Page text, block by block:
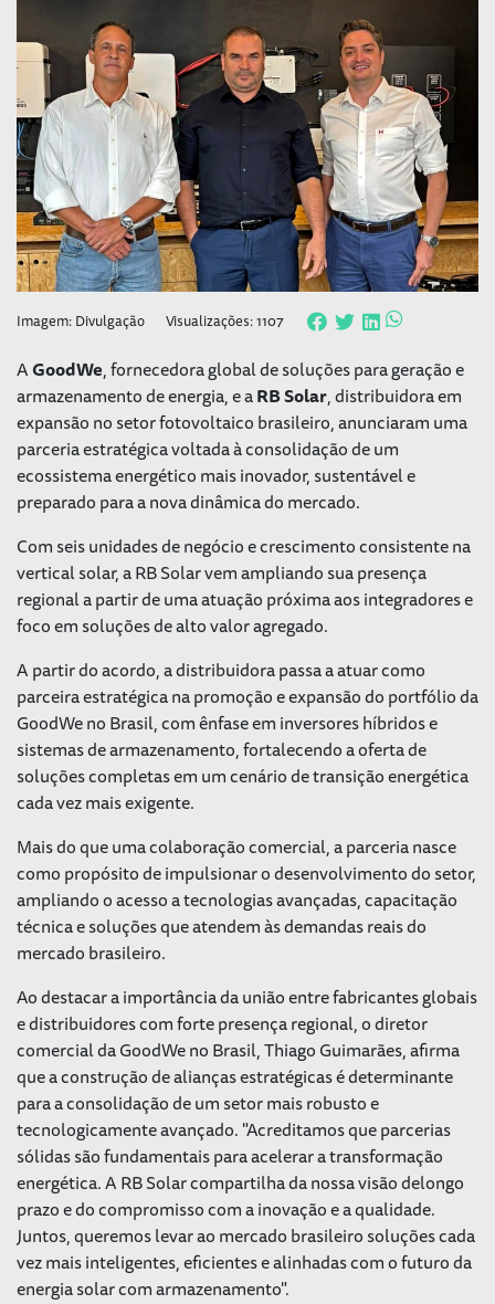
Imagem: Divulgação Visualizações: 1107
AGoodWe, fornecedora global de soluções para geração e
armazenamento de energia, e aRB Solar, distribuidora em
expansão no setor fotovoltaico brasileiro, anunciaram uma
parceria estratégica voltada à consolidação de um
ecossistema energético mais inovador, sustentável e
preparado para a nova dinâmica do mercado.
Com seis unidades de negócio e crescimento consistente na
vertical solar, a RB Solar vem ampliando sua presença
regional a partir de uma atuação próxima aos integradores e
foco em soluções de alto valor agregado.
A partir do acordo, a distribuidora passa a atuar como
parceira estratégica na promoção e expansão do portfólio da
GoodWe no Brasil, com ênfase em inversores híbridos e
sistemas de armazenamento, fortalecendo a oferta de
soluções completas em um cenário de transição energética
cada vez mais exigente.
Mais do que uma colaboração comercial, a parceria nasce
como propósito de impulsionar o desenvolvimento do setor,
ampliando o acesso a tecnologias avançadas, capacitação
técnica e soluções que atendem às demandas reais do
mercado brasileiro.
Ao destacar a importância da união entre fabricantes globais
e distribuidores com forte presença regional, o diretor
comercial da GoodWe no Brasil, Thiago Guimarães, afirma
que a construção de alianças estratégicas é determinante
para a consolidação de um setor mais robusto e
tecnologicamente avançado. "Acreditamos que parcerias
sólidas são fundamentais para acelerar a transformação
energética. A RB Solar compartilha da nossa visão delongo
prazo e do compromisso com a inovação e a qualidade.
Juntos, queremos levar ao mercado brasileiro soluções cada
vez mais inteligentes, eficientes e alinhadas com o futuro da
energia solar com armazenamento".